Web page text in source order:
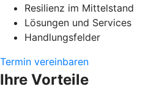
Resilienz im Mittelstand
Lösungen und Services
Handlungsfelder
Termin vereinbaren
Ihre Vorteile